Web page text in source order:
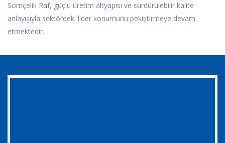
Somçelik Raf, güçlü üretim altyapısı ve sürdürülebilir kalite
anlayışıyla sektördeki lider konumunu pekiştirmeye devam
etmektedir.